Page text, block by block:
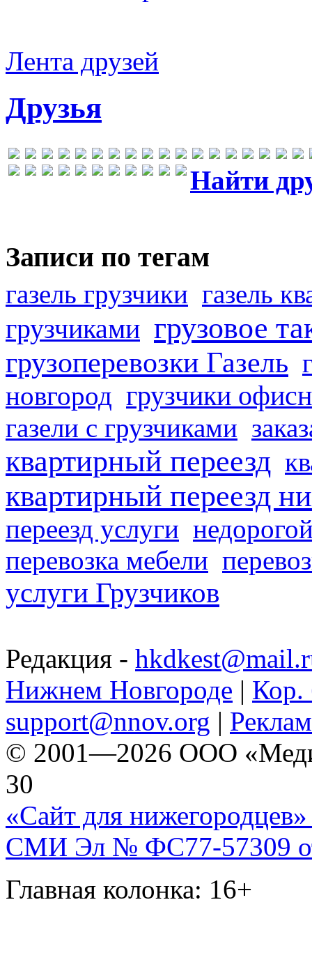
Лента друзей
Друзья
Найти
Записи по тегам
газель грузчики газель
грузчиками грузовое
грузоперевозки Газель
новгород грузчики
газели с грузчиками
квартирный переезд
квартирный переезд
переезд услуги
перевозка мебели
услуги Грузчиков
Редакция -
Нижнем Новгороде | Кор.
support@nnov.org |
© 2001—2026 ООО
30
«Сайт для нижегородцев»
СМИ Эл № ФС77-57309
Главная колонка: 16+